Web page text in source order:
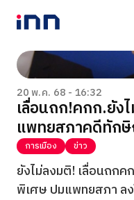
NEWS
ENTERTAINMENT
LIFESTYLE
HOROSCOPE
LOTTERY
VIDEO
ร่วมด้วยช่วยกัน
20 พ.ค. 68 - 16:32
เลื่อนถก!คกก.ยัง
แพทยสภาคดีทัก
การเมือง ข่าว
ยังไม่ลงมติ! เลื่อนถก
พิเศษ ปมแพทยสภา ล